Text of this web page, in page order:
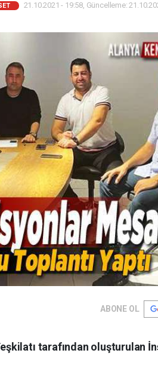
21.10.2021 - 19:58, Güncelleme:
ABONE OL
tarafından oluşturulan